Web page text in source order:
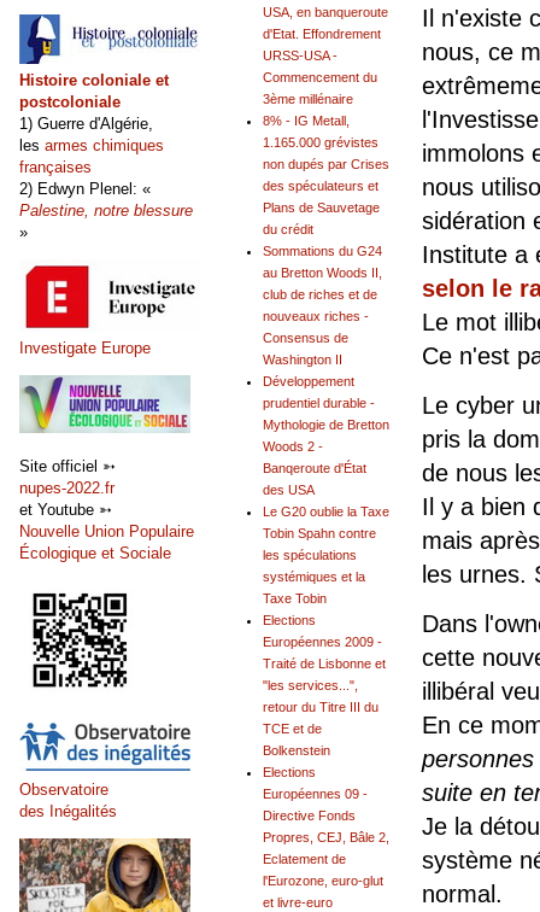
Il n'existe
nous, ce
immolons
nous
sidération
Institute a
selon le
Le mot
Ce n'est
Le cyber
pris la
de nous
Il y a bien
mais
les urnes.
Dans
cette
illibéral
En ce
suite en
Je la
système
normal.
USA, en banqueroute
d'Etat. Effondrement
URSS-USA -
Commencement du
3ème millénaire
8% - IG Metall,
1.165.000 grévistes
non dupés par Crises
des spéculateurs et
Plans de Sauvetage
du crédit
Sommations du G24
au Bretton Woods II,
club de riches et de
nouveaux riches -
Consensus de
Washington II
Développement
prudentiel durable -
Mythologie de Bretton
Woods 2 -
Banqeroute d'État
des USA
Le G20 oublie la Taxe
Tobin Spahn contre
les spéculations
systémiques et la
Taxe Tobin
Elections
Européennes 2009 -
Traité de Lisbonne et
"les services...",
retour du Titre III du
TCE et de
Bolkenstein
Elections
Européennes 09 -
Directive Fonds
Propres, CEJ, Bâle 2,
Eclatement de
l'Eurozone, euro-glut
et livre-euro
Histoire coloniale et
postcoloniale
1) Guerre d'Algérie,
les armes chimiques
françaises
2) Edwyn Plenel: «
Palestine, notre blessure
»
Investigate Europe
Site officiel ➳
nupes-2022.fr
et Youtube ➳
Nouvelle Union Populaire
Écologique et Sociale
Observatoire
des Inégalités